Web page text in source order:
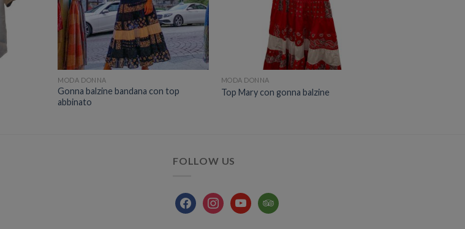
MODA DONNA
Gonna balzine bandana con top
abbinato
MODA DONNA
Top Mary con gonna balzine
FOLLOW US
facebookinstagramyoutubetripadvisor